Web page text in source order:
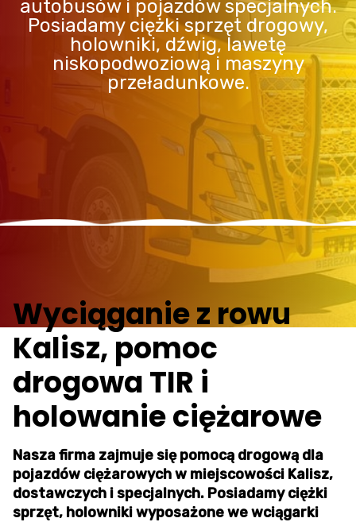
autobusów i pojazdów specjalnych.
Posiadamy ciężki sprzęt drogowy,
holowniki, dźwig, lawetę
niskopodwoziową i maszyny
przeładunkowe.
Wyciąganie z rowu
Kalisz, pomoc
drogowa TIR i
holowanie ciężarowe
Nasza firma zajmuje się pomocą drogową dla
pojazdów ciężarowych w miejscowości Kalisz,
dostawczych i specjalnych. Posiadamy ciężki
sprzęt, holowniki wyposażone we wciągarki